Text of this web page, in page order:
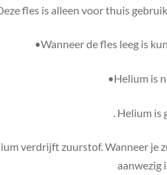
fles is alleen voor thuis
•Wanneer de fles leeg is
•Helium is
. Helium is
verdrijft zuurstof. Wanneer je
aanwezig